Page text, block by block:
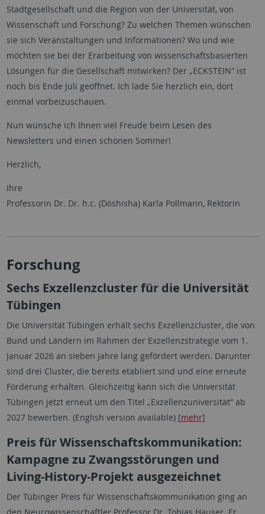
Stadtgesellschaft und die Region von der Universität, von
Wissenschaft und Forschung? Zu welchen Themen wünschen
sie sich Veranstaltungen und Informationen? Wo und wie
möchten sie bei der Erarbeitung von wissenschaftsbasierten
Lösungen für die Gesellschaft mitwirken? Der „ECKSTEIN“ ist
noch bis Ende Juli geöffnet. Ich lade Sie herzlich ein, dort
einmal vorbeizuschauen.
Nun wünsche ich Ihnen viel Freude beim Lesen des
Newsletters und einen schönen Sommer!
Herzlich,
Ihre
Professorin Dr. Dr. h.c. (Dōshisha) Karla Pollmann, Rektorin
Forschung
Sechs Exzellenzcluster für die Universität
Tübingen
Die Universität Tübingen erhält sechs Exzellenzcluster, die von
Bund und Ländern im Rahmen der Exzellenzstrategie vom 1.
Januar 2026 an sieben Jahre lang gefördert werden. Darunter
sind drei Cluster, die bereits etabliert sind und eine erneute
Förderung erhalten. Gleichzeitig kann sich die Universität
Tübingen jetzt erneut um den Titel „Exzellenzuniversität“ ab
2027 bewerben. (English version available) [mehr]
Preis für Wissenschaftskommunikation:
Kampagne zu Zwangsstörungen und
Living-History-Projekt ausgezeichnet
Der Tübinger Preis für Wissenschaftskommunikation ging an